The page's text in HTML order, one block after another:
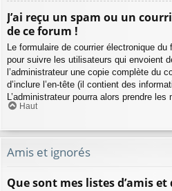
J’ai reçu un spam ou un
de ce forum !
Le formulaire de courrier électronique
pour suivre les utilisateurs qui envoient
l’administrateur une copie complète du
d’inclure l’en-tête (il contient des
L’administrateur pourra alors prendre les
Haut
Amis et ignorés
Que sont mes listes d’amis et